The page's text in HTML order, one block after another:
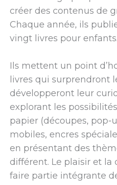
créer des contenus de
Chaque année, ils
vingt livres pour enfants.
Ils mettent un point
livres qui surprendront
développeront leur
explorant les
papier (découpes, pop-
mobiles, encres
en présentant des
différent. Le plaisir et
faire partie intégrante